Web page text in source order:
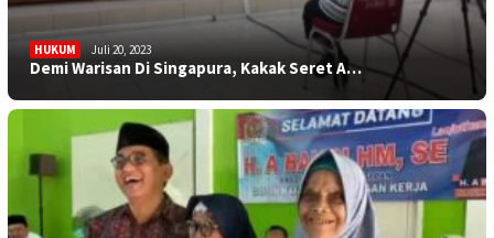
HUKUM Juli 20, 2023
Demi Warisan Di Singapura, Kakak Seret A…